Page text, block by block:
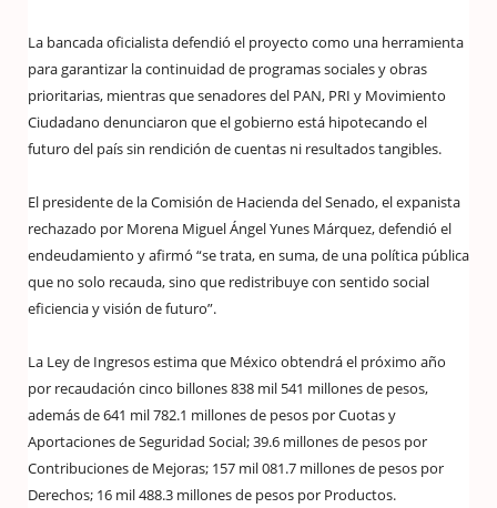
La bancada oficialista defendió el proyecto como una herramienta
para garantizar la continuidad de programas sociales y obras
prioritarias, mientras que senadores del PAN, PRI y Movimiento
Ciudadano denunciaron que el gobierno está hipotecando el
futuro del país sin rendición de cuentas ni resultados tangibles.
El presidente de la Comisión de Hacienda del Senado, el expanista
rechazado por Morena Miguel Ángel Yunes Márquez, defendió el
endeudamiento y afirmó “se trata, en suma, de una política pública
que no solo recauda, sino que redistribuye con sentido social
eficiencia y visión de futuro”.
La Ley de Ingresos estima que México obtendrá el próximo año
por recaudación cinco billones 838 mil 541 millones de pesos,
además de 641 mil 782.1 millones de pesos por Cuotas y
Aportaciones de Seguridad Social; 39.6 millones de pesos por
Contribuciones de Mejoras; 157 mil 081.7 millones de pesos por
Derechos; 16 mil 488.3 millones de pesos por Productos.